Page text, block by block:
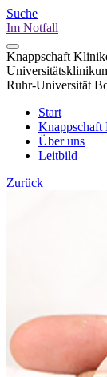
Suche
Im Notfall
Knappschaft
Ruhr-Universität
Start
Über uns
Leitbild
Zurück